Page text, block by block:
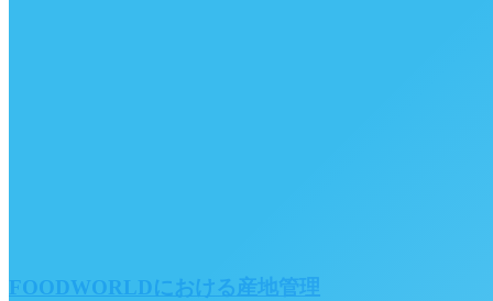
FOODWORLDにおける産地管理